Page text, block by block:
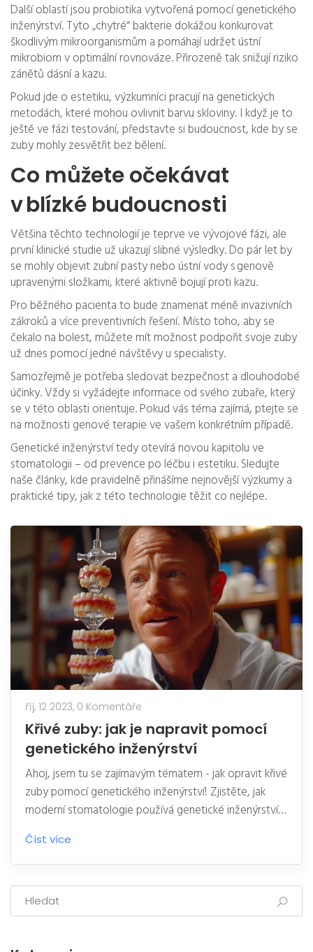
Další oblastí jsou probiotika vytvořená pomocí genetického
inženýrství. Tyto „chytré“ bakterie dokážou konkurovat
škodlivým mikroorganismům a pomáhají udržet ústní
mikrobiom v optimální rovnováze. Přirozeně tak snižují riziko
zánětů dásní a kazu.
Pokud jde o estetiku, výzkumníci pracují na genetických
metodách, které mohou ovlivnit barvu skloviny. I když je to
ještě ve fázi testování, představte si budoucnost, kde by se
zuby mohly zesvětřit bez bělení.
Co můžete očekávat
v blízké budoucnosti
Většina těchto technologií je teprve ve vývojové fázi, ale
první klinické studie už ukazují slibné výsledky. Do pár let by
se mohly objevit zubní pasty nebo ústní vody s genově
upravenými složkami, které aktivně bojují proti kazu.
Pro běžného pacienta to bude znamenat méně invazivních
zákroků a více preventivních řešení. Místo toho, aby se
čekalo na bolest, můžete mít možnost podpořit svoje zuby
už dnes pomocí jedné návštěvy u specialisty.
Samozřejmě je potřeba sledovat bezpečnost a dlouhodobé
účinky. Vždy si vyžádejte informace od svého zubaře, který
se v této oblasti orientuje. Pokud vás téma zajímá, ptejte se
na možnosti genové terapie ve vašem konkrétním případě.
Genetické inženýrství tedy otevírá novou kapitolu ve
stomatologii – od prevence po léčbu i estetiku. Sledujte
naše články, kde pravidelně přinášíme nejnovější výzkumy a
praktické tipy, jak z této technologie těžit co nejlépe.
říj, 12 2023, 0 Komentáře
Křivé zuby: jak je napravit pomocí
genetického inženýrství
Ahoj, jsem tu se zajímavým tématem - jak opravit křivé
zuby pomocí genetického inženýrství! Zjistěte, jak
moderní stomatologie používá genetické inženýrství
pro správně uspořádaní našich zubů. Je to úžasný
příklad, jak pokroková věda může pomoci vyřešit něco
tak běžného, jako jsou křivé zuby. Tak pojďme do
toho se ponořit!
Číst více